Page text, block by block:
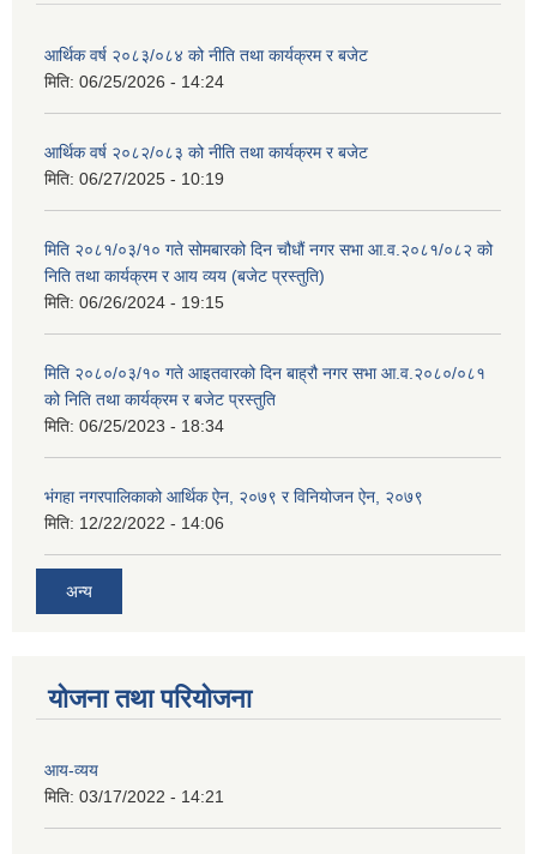
आर्थिक वर्ष २०८३/०८४ को नीति तथा कार्यक्रम र बजेट
मिति: 06/25/2026 - 14:24
आर्थिक वर्ष २०८२/०८३ को नीति तथा कार्यक्रम र बजेट
मिति: 06/27/2025 - 10:19
मिति २०८१/०३/१० गते सोमबारको दिन चौधौं नगर सभा आ.व.२०८१/०८२ को
निति तथा कार्यक्रम र आय व्यय (बजेट प्रस्तुति)
मिति: 06/26/2024 - 19:15
मिति २०८०/०३/१० गते आइतवारको दिन बाह्रौ नगर सभा आ.व.२०८०/०८१
को निति तथा कार्यक्रम र बजेट प्रस्तुति
मिति: 06/25/2023 - 18:34
भंगहा नगरपालिकाको आर्थिक ऐन, २०७९ र विनियोजन ऐन, २०७९
मिति: 12/22/2022 - 14:06
अन्य
योजना तथा परियोजना
आय-व्यय
मिति: 03/17/2022 - 14:21